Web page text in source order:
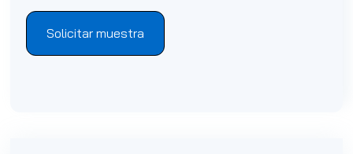
Solicitar muestra